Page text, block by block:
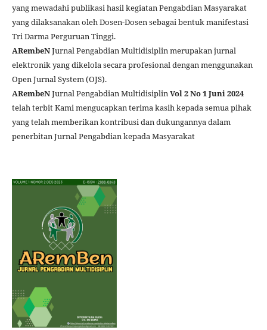
yang mewadahi publikasi hasil kegiatan Pengabdian Masyarakat
yang dilaksanakan oleh Dosen-Dosen sebagai bentuk manifestasi
Tri Darma Perguruan Tinggi.
ARembeNJurnal Pengabdian Multidisiplin merupakan jurnal
elektronik yang dikelola secara profesional dengan menggunakan
Open Jurnal System (OJS).
ARembeNJurnal Pengabdian MultidisiplinVol 2 No 1 Juni 2024
telah terbit Kami mengucapkan terima kasih kepada semua pihak
yang telah memberikan kontribusi dan dukungannya dalam
penerbitan Jurnal Pengabdian kepada Masyarakat